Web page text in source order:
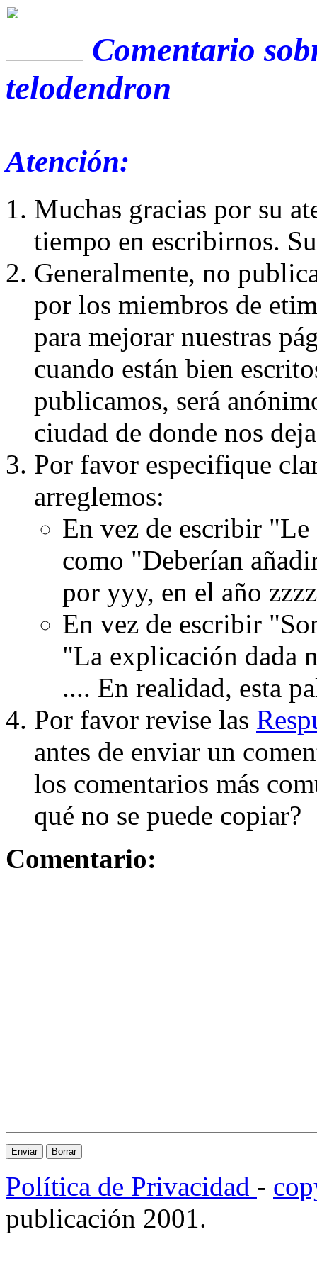
Comentario
telodendron
Atención:
Muchas gracias por su
tiempo en escribirnos.
Generalmente, no
por los miembros de
para mejorar nuestras
cuando están bien
publicamos, será
ciudad de donde nos
Por favor especifique
arreglemos:
En vez de escribir
como "Deberían
por yyy, en el año
En vez de escribir
"La explicación dada
.... En realidad, esta
Por favor revise las
antes de enviar un
los comentarios más
qué no se puede copiar?
Comentario:
Política de Privacidad -
publicación 2001.